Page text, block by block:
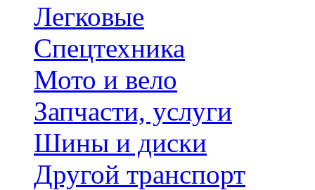
Легковые
Спецтехника
Мото и вело
Запчасти, услуги
Шины и диски
Другой транспорт